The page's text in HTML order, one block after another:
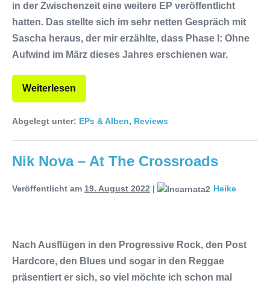
in der Zwischenzeit eine weitere EP veröffentlicht
hatten. Das stellte sich im sehr netten Gespräch mit
Sascha heraus, der mir erzählte, dass Phase I: Ohne
Aufwind im März dieses Jahres erschienen war.
Weiterlesen
Abgelegt unter: EPs & Alben, Reviews
Nik Nova – At The Crossroads
Veröffentlicht am 19. August 2022 | Heike
Nach Ausflügen in den Progressive Rock, den Post
Hardcore, den Blues und sogar in den Reggae
präsentiert er sich, so viel möchte ich schon mal